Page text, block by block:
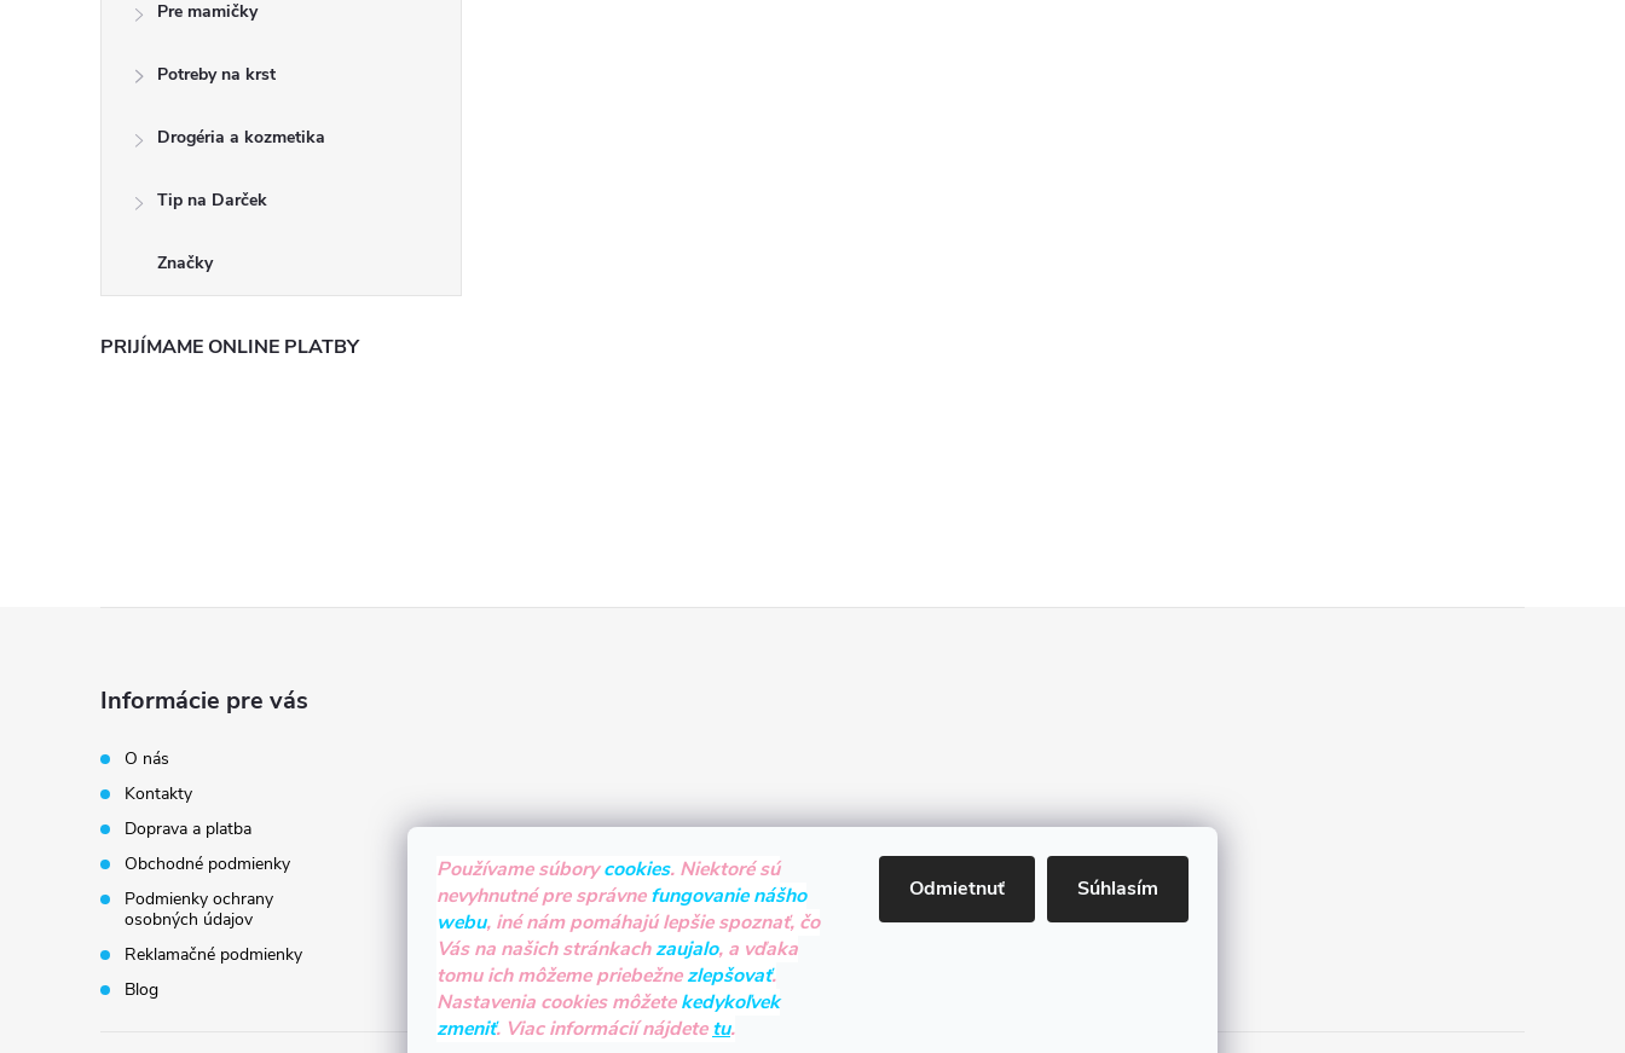
Používame súborycookies. Niektoré sú
nevyhnutné pre správnefungovanie nášho
webu, iné nám pomáhajú lepšie spoznať, čo
Vás na našich stránkachzaujalo, a vďaka
tomu ich môžeme priebežnezlepšovať.
Nastavenia cookies môžetekedykoľvek
zmeniť. Viac informácií nájdetetu.
Odmietnuť Súhlasím
Pre mamičky
Potreby na krst
Drogéria a kozmetika
Tip na Darček
Značky
PRIJÍMAME ONLINE PLATBY
Informácie pre vás
O nás
Kontakty
Doprava a platba
Obchodné podmienky
Podmienky ochrany
osobných údajov
Reklamačné podmienky
Blog